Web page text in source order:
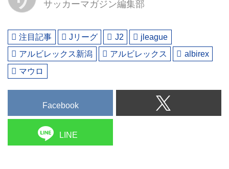
サッカーマガジン編集部
注目記事 Jリーグ J2
jleague
アルビレックス新潟
アルビレックス
albirex
マウロ
Facebook
LINE